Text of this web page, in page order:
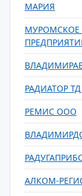
МАРИЯ
МУРОМСКОЕ
РАДИАТОР
РЕМИС ООО
АЛКОМ-